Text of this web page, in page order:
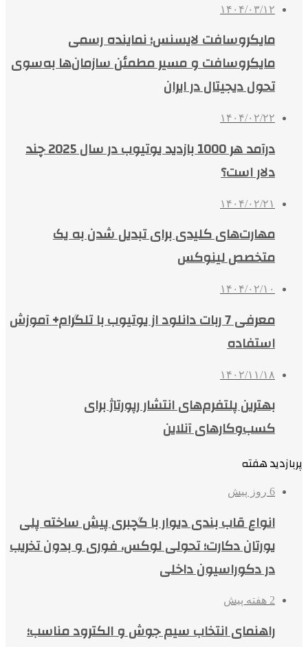
۱۴۰۴/۰۳/۱۲
مایکروسافت لایسنس؛ نماینده رسمی
مایکروسافت و مسیر مطمئن سازمان‌ها به‌سوی
تحول دیجیتال در ایران
۱۴۰۴/۰۲/۲۲
درآمد هر 1000 بازدید یوتیوب در سال 2025 چند
دلار است؟
۱۴۰۴/۰۲/۲۱
مهارت‌های کلیدی برای تبدیل شدن به یک
متخصص لینوکس
۱۴۰۴/۰۲/۱۰
معرفی 7 ربات دانلود از یوتیوب با تلگرام+ آموزش
استفاده
۱۴۰۲/۱۱/۱۸
بهترین پلتفرم‌های انتشار رپورتاژ برای
کسب‌وکارهای آنلاین
پربازدید هفته
6 روز پیش
انواع قاب بندی دیوار با گچبری پیش ساخته پلی
یورتان دکارت؛ تحولی لوکس، فوری و بدون تخریب
در دکوراسیون داخلی
2 هفته پیش
راهنمای انتخاب سیم جوش و الکترود مناسب؛